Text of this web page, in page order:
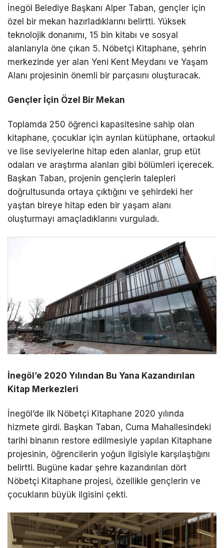
İnegöl Belediye Başkanı Alper Taban, gençler için
özel bir mekan hazırladıklarını belirtti. Yüksek
teknolojik donanımı, 15 bin kitabı ve sosyal
alanlarıyla öne çıkan 5. Nöbetçi Kitaphane, şehrin
merkezinde yer alan Yeni Kent Meydanı ve Yaşam
Alanı projesinin önemli bir parçasını oluşturacak.
Gençler İçin Özel Bir Mekan
Toplamda 250 öğrenci kapasitesine sahip olan
kitaphane, çocuklar için ayrılan kütüphane, ortaokul
ve lise seviyelerine hitap eden alanlar, grup etüt
odaları ve araştırma alanları gibi bölümleri içerecek.
Başkan Taban, projenin gençlerin talepleri
doğrultusunda ortaya çıktığını ve şehirdeki her
yaştan bireye hitap eden bir yaşam alanı
oluşturmayı amaçladıklarını vurguladı.
İnegöl’e 2020 Yılından Bu Yana Kazandırılan
Kitap Merkezleri
İnegöl’de ilk Nöbetçi Kitaphane 2020 yılında
hizmete girdi. Başkan Taban, Cuma Mahallesindeki
tarihi binanın restore edilmesiyle yapılan Kitaphane
projesinin, öğrencilerin yoğun ilgisiyle karşılaştığını
belirtti. Bugüne kadar şehre kazandırılan dört
Nöbetçi Kitaphane projesi, özellikle gençlerin ve
çocukların büyük ilgisini çekti.